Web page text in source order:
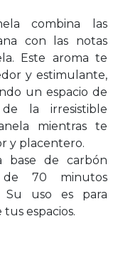
combina las
con las notas
Este aroma te
y estimulante,
un espacio de
la irresistible
mientras te
y placentero.
base de carbón
70 minutos
Su uso es para
espacios.